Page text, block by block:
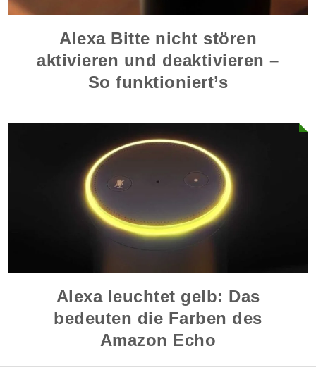
Alexa Bitte nicht stören
aktivieren und deaktivieren –
So funktioniert’s
Alexa leuchtet gelb: Das
bedeuten die Farben des
Amazon Echo